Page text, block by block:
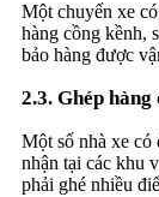
Một chuyến xe
hàng cồng kềnh,
bảo hàng được
2.3. Ghép
Một số nhà xe có
nhận tại các khu
phải ghé nhiều